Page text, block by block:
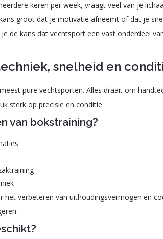
keren per week, vraagt veel van je
groot dat je motivatie afneemt of dat je
de kans dat vechtsport een vast onderdeel
snelheid en
pure vechtsporten. Alles draait om
sterk op precisie en conditie.
van bokstraining?
het verbeteren van uithoudingsvermogen en